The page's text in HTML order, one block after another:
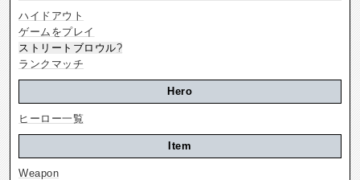
ハイドアウト
ゲームをプレイ
ストリートブロウル?
ランクマッチ
Hero
ヒーロー一覧
Item
Weapon